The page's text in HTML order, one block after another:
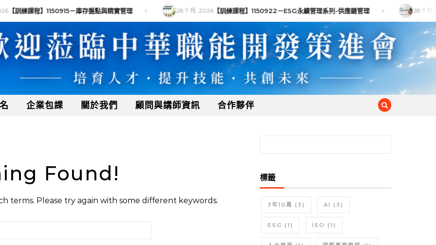
【訓練課程】1150915－庫存盤點與精實管理 28 7 月, 2026【訓練課程】1150922－ESG永續管理系列-供應鏈管理 28 7 月,
企業包課 關於我們 顧問與講師資訊 合作夥伴
Found!
terms. Please try again with some different keywords.
標籤
3年10萬 (3) AI (3)
ESG (1) ISO (1)